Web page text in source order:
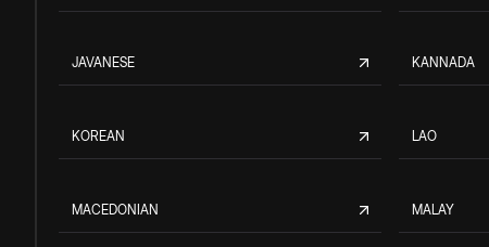
JAVANESE KANNADA
KOREAN LAO
MACEDONIAN MALAY